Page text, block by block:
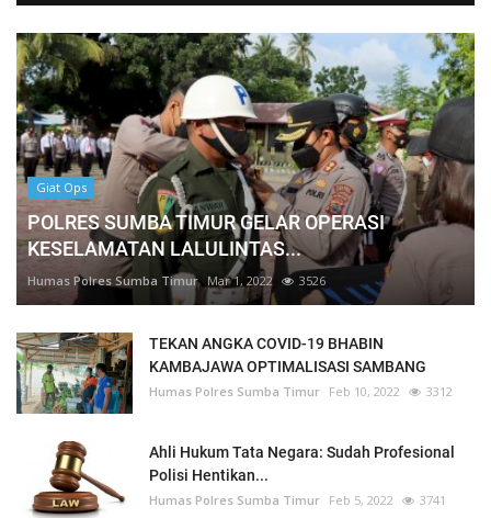
Giat Ops
POLRES SUMBA TIMUR GELAR OPERASI
KESELAMATAN LALULINTAS...
Humas Polres Sumba Timur Mar 1, 2022 3526
TEKAN ANGKA COVID-19 BHABIN
KAMBAJAWA OPTIMALISASI SAMBANG
Humas Polres Sumba Timur Feb 10, 2022 3312
Ahli Hukum Tata Negara: Sudah Profesional
Polisi Hentikan...
Humas Polres Sumba Timur Feb 5, 2022 3741